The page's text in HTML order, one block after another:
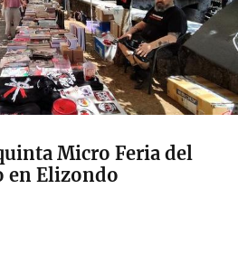
Micro Feria del
en Elizondo